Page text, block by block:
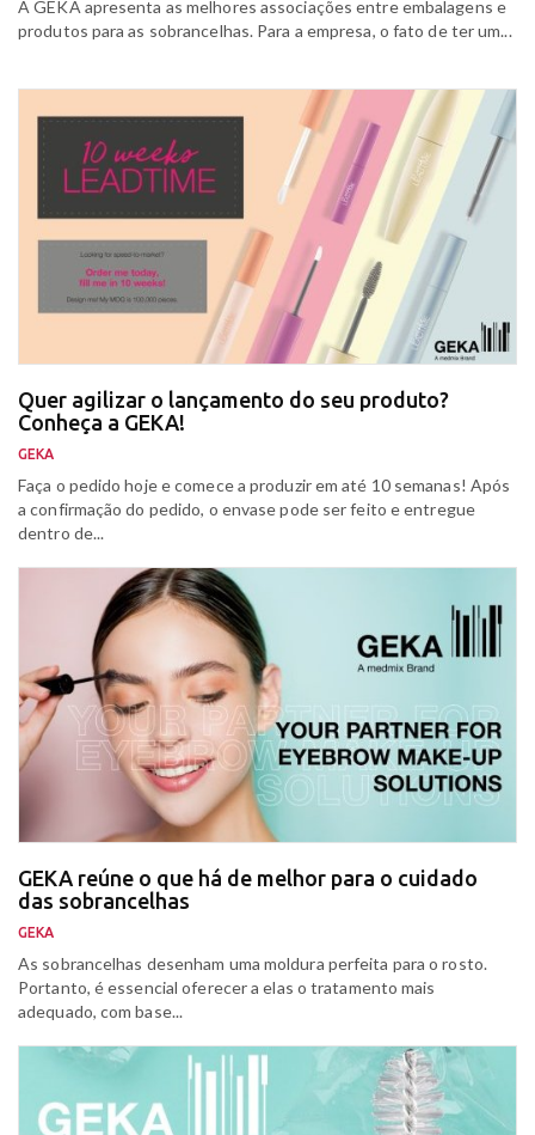
A GEKA apresenta as melhores associações entre embalagens e
produtos para as sobrancelhas. Para a empresa, o fato de ter um...
Quer agilizar o lançamento do seu produto?
Conheça a GEKA!
GEKA
Faça o pedido hoje e comece a produzir em até 10 semanas! Após
a confirmação do pedido, o envase pode ser feito e entregue
dentro de...
GEKA reúne o que há de melhor para o cuidado
das sobrancelhas
GEKA
As sobrancelhas desenham uma moldura perfeita para o rosto.
Portanto, é essencial oferecer a elas o tratamento mais
adequado, com base...